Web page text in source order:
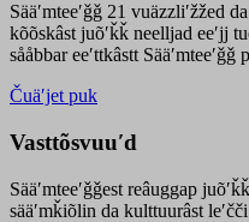
Sääʹmteeʹǧǧ 21 vuäzzliʹžžed
kõõskâst juõʹǩǩ neelljad eeʹjj
sååbbar eeʹttkâstt Sääʹmteeʹǧǧ
Čuäʹjet puk
Vasttõsvuuʹd
Sääʹmteeʹǧǧest reâuggap
sääʹmǩiõlin da kulttuurâst